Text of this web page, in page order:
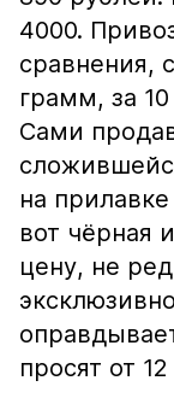
4000.
сравнения,
грамм, за
Сами
на
вот чёрная
цену, не
просят от